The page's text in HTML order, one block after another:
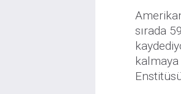
sırada
kalmaya